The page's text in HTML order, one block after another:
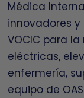
Médica
innovadores
VOCIC para
eléctricas,
enfermería,
equipo de